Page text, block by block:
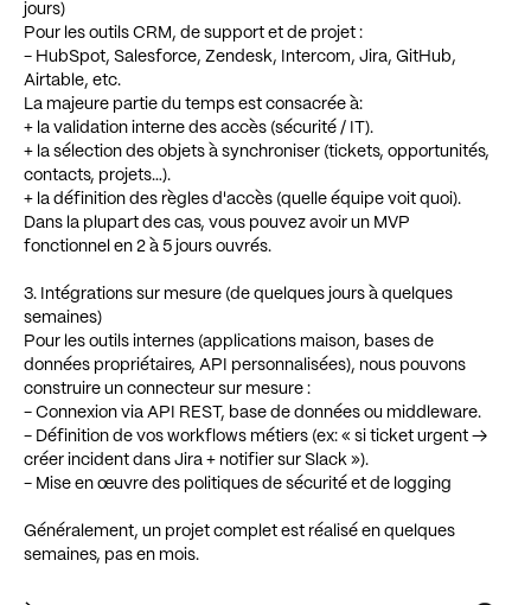
jours)
Pour les outils CRM, de support et de projet :
- HubSpot, Salesforce, Zendesk, Intercom, Jira, GitHub,
Airtable, etc.
La majeure partie du temps est consacrée à:
+ la validation interne des accès (sécurité / IT).
+ la sélection des objets à synchroniser (tickets, opportunités,
contacts, projets…).
+ la définition des règles d'accès (quelle équipe voit quoi).
Dans la plupart des cas, vous pouvez avoir un MVP
fonctionnel en 2 à 5 jours ouvrés.
3. Intégrations sur mesure (de quelques jours à quelques
semaines)
Pour les outils internes (applications maison, bases de
données propriétaires, API personnalisées), nous pouvons
construire un connecteur sur mesure :
- Connexion via API REST, base de données ou middleware.
- Définition de vos workflows métiers (ex: « si ticket urgent →
créer incident dans Jira + notifier sur Slack »).
- Mise en œuvre des politiques de sécurité et de logging
Généralement, un projet complet est réalisé en quelques
semaines, pas en mois.